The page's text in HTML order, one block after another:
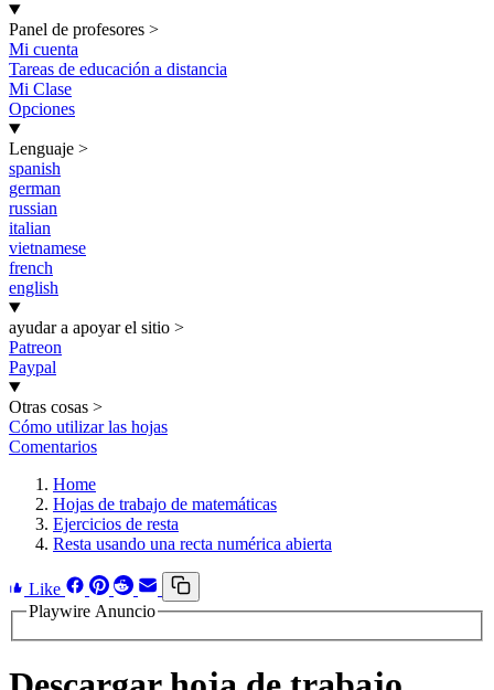
Panel de profesores >
Mi cuenta
Tareas de educación a distancia
Mi Clase
Opciones
Lenguaje >
spanish
german
russian
italian
vietnamese
french
english
ayudar a apoyar el sitio >
Patreon
Paypal
Otras cosas >
Cómo utilizar las hojas
Comentarios
Home
Hojas de trabajo de matemáticas
Ejercicios de resta
Resta usando una recta numérica abierta
Like
Playwire Anuncio